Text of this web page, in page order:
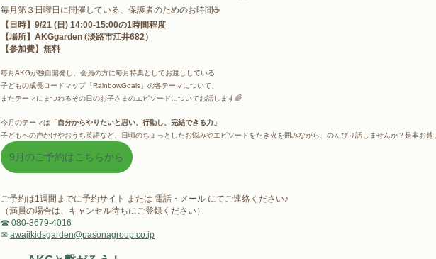
毎月第３日曜日に開催している、保護者のためのお時間☕
【日時】9/21 (日) 14:00-15:00の1時間程度
【場所】AKGgarden (淡路市江井682）
【参加費】無料
毎月AKGが独自開発し、会員の方に毎月特典としてお渡ししている
子どもの成長ロードマップ「RainbowGoals」の各テーマについて、
またテーマにまつわるその日のお子さまのエピソードについてお話します🌈
今月のテーマは 「自分からやりたいと思い、行動し、完結できる力」
子どもへの声かけやおうち英語など、日頃のちょっとしたお悩みやエピソードをたき火を囲みながら、のんびり話しませんか？是非お越
9月のご予約はこちらから
ご予約は1週間までに予約サイト または 電話・メール にてご連絡ください♪
（満員の場合は、キャンセル待ちにご登録ください）
☎ 080-3679-4016
✉ awajikidsgarden@pasonagroup.co.jp